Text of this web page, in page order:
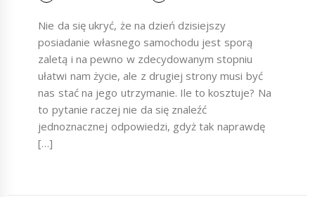
Nie da się ukryć, że na dzień dzisiejszy
posiadanie własnego samochodu jest sporą
zaletą i na pewno w zdecydowanym stopniu
ułatwi nam życie, ale z drugiej strony musi być
nas stać na jego utrzymanie. Ile to kosztuje? Na
to pytanie raczej nie da się znaleźć
jednoznacznej odpowiedzi, gdyż tak naprawdę
[…]